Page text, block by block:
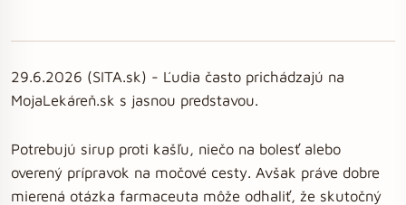
29.6.2026 (SITA.sk) - Ľudia často prichádzajú na
MojaLekáreň.sk s jasnou predstavou.
Potrebujú sirup proti kašľu, niečo na bolesť alebo
overený prípravok na močové cesty. Avšak práve dobre
mierená otázka farmaceuta môže odhaliť, že skutočný